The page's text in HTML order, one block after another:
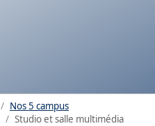
Nos 5 campus
Studio et salle multimédia